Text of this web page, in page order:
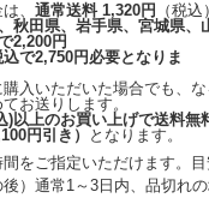
、 通常送料 1,320円
（税込）
秋田県、岩手県、宮城県、
2,200円
で2,750円必要となりま
入いただいた場合でも、な
お送りします。
)以上のお買い上げで送料無
円引き）
となります。
をご指定いただけます。
） 通常1～3日内、品切れ